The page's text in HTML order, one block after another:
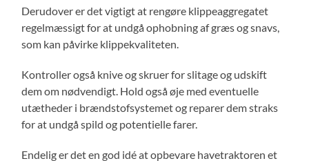
Derudover er det vigtigt at rengøre klippeaggregatet
regelmæssigt for at undgå ophobning af græs og snavs,
som kan påvirke klippekvaliteten.
Kontroller også knive og skruer for slitage og udskift
dem om nødvendigt. Hold også øje med eventuelle
utætheder i brændstofsystemet og reparer dem straks
for at undgå spild og potentielle farer.
Endelig er det en god idé at opbevare havetraktoren et